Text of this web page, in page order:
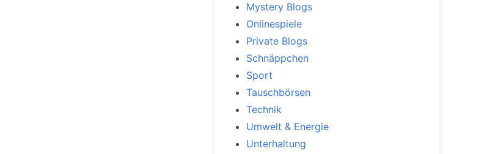
Mystery Blogs
Onlinespiele
Private Blogs
Schnäppchen
Sport
Tauschbörsen
Technik
Umwelt & Energie
Unterhaltung